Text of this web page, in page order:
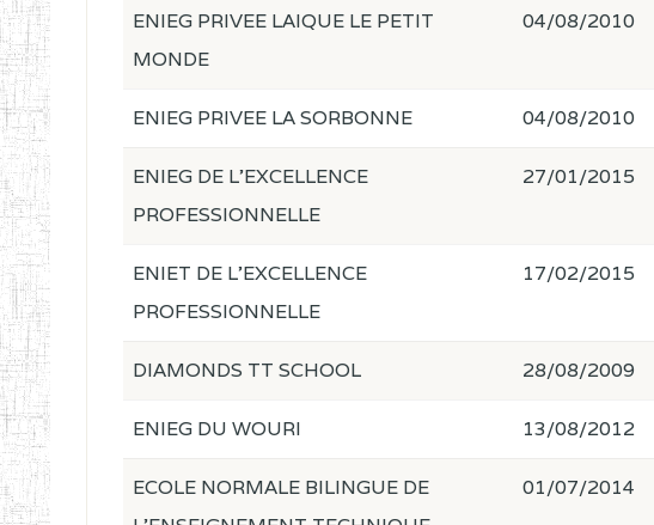
ENIEG PRIVEE LAIQUE LE PETIT
MONDE
04/08/2010
ENIEG PRIVEE LA SORBONNE 04/08/2010
ENIEG DE L'EXCELLENCE
PROFESSIONNELLE
27/01/2015
ENIET DE L'EXCELLENCE
PROFESSIONNELLE
17/02/2015
DIAMONDS TT SCHOOL 28/08/2009
ENIEG DU WOURI 13/08/2012
ECOLE NORMALE BILINGUE DE
01/07/2014